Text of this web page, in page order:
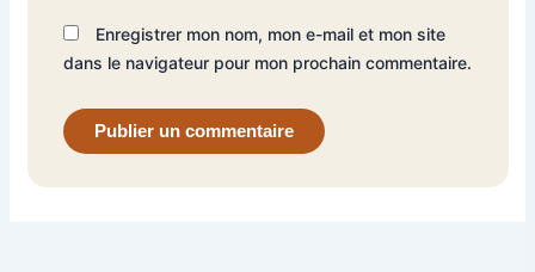
Enregistrer mon nom, mon e-mail et mon site
dans le navigateur pour mon prochain commentaire.